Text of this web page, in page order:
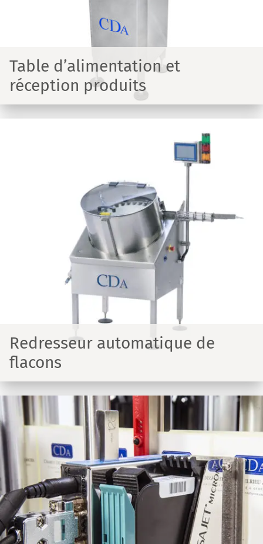
Table d’alimentation et
réception produits
Redresseur automatique de
flacons